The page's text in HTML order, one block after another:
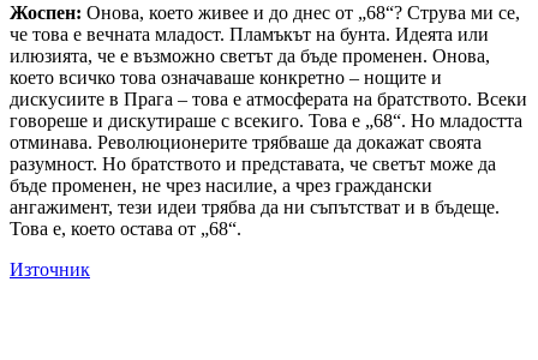
Жоспен: Онова, което живее и до днес от „68“? Струва ми се,
че това е вечната младост. Пламъкът на бунта. Идеята или
илюзията, че е възможно светът да бъде променен. Онова,
което всичко това означаваше конкретно – нощите и
дискусиите в Прага – това е атмосферата на братството. Всеки
говореше и дискутираше с всекиго. Това е „68“. Но младостта
отминава. Революционерите трябваше да докажат своята
разумност. Но братството и представата, че светът може да
бъде променен, не чрез насилие, а чрез граждански
ангажимент, тези идеи трябва да ни съпътстват и в бъдеще.
Това е, което остава от „68“.
Източник